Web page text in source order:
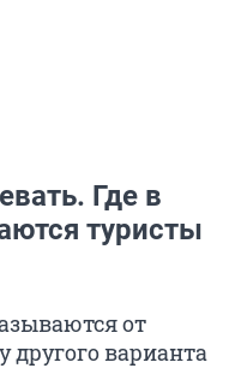
Где в
туристы
от
другого варианта